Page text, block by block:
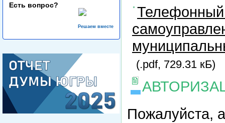
Есть вопрос?
Решаем вместе
Телефонный
(.pdf, 729.31 кБ)
Пожалуйста,